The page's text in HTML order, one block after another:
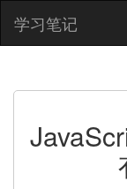
学习笔记